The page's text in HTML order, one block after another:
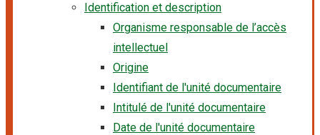
Identification et description
Organisme responsable de l’accès
intellectuel
Origine
Identifiant de l'unité documentaire
Intitulé de l'unité documentaire
Date de l'unité documentaire